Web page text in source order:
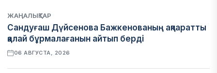
ЖАҢАЛЫҚТАР
Сандуғаш Дүйсенова Бажкенованың ақпаратты
қалай бұрмалағанын айтып берді
06 АВГУСТА, 2026